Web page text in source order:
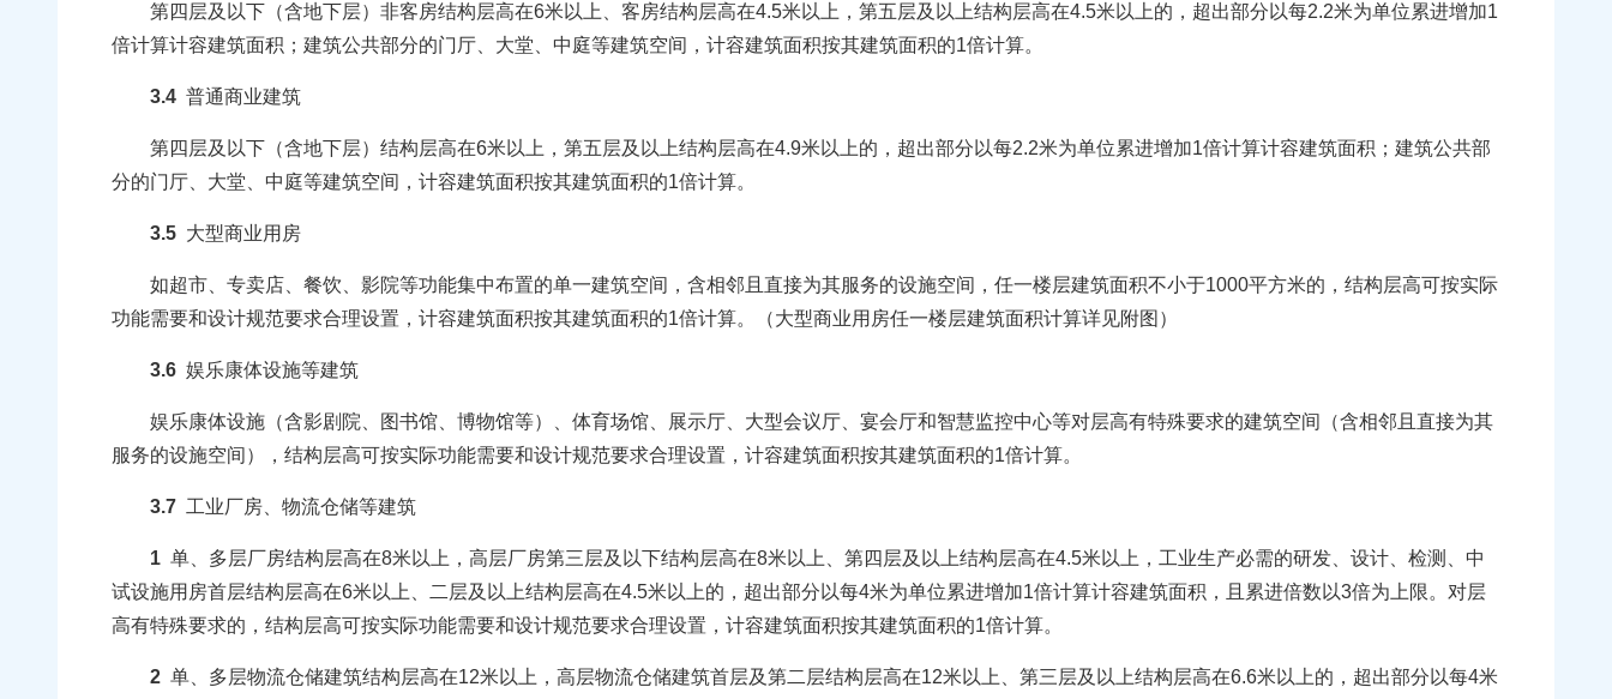
第四层及以下（含地下层）非客房结构层高在6米以上、客房结构层高在4.5米以上，第五层及以上结构层高在4.5米以上的，超出部分以每2.2米为单位累进增加1
倍计算计容建筑面积；建筑公共部分的门厅、大堂、中庭等建筑空间，计容建筑面积按其建筑面积的1倍计算。
3.4 普通商业建筑
第四层及以下（含地下层）结构层高在6米以上，第五层及以上结构层高在4.9米以上的，超出部分以每2.2米为单位累进增加1倍计算计容建筑面积；建筑公共部
分的门厅、大堂、中庭等建筑空间，计容建筑面积按其建筑面积的1倍计算。
3.5 大型商业用房
如超市、专卖店、餐饮、影院等功能集中布置的单一建筑空间，含相邻且直接为其服务的设施空间，任一楼层建筑面积不小于1000平方米的，结构层高可按实际
功能需要和设计规范要求合理设置，计容建筑面积按其建筑面积的1倍计算。（大型商业用房任一楼层建筑面积计算详见附图）
3.6 娱乐康体设施等建筑
娱乐康体设施（含影剧院、图书馆、博物馆等）、体育场馆、展示厅、大型会议厅、宴会厅和智慧监控中心等对层高有特殊要求的建筑空间（含相邻且直接为其
服务的设施空间），结构层高可按实际功能需要和设计规范要求合理设置，计容建筑面积按其建筑面积的1倍计算。
3.7 工业厂房、物流仓储等建筑
1 单、多层厂房结构层高在8米以上，高层厂房第三层及以下结构层高在8米以上、第四层及以上结构层高在4.5米以上，工业生产必需的研发、设计、检测、中
试设施用房首层结构层高在6米以上、二层及以上结构层高在4.5米以上的，超出部分以每4米为单位累进增加1倍计算计容建筑面积，且累进倍数以3倍为上限。对层
高有特殊要求的，结构层高可按实际功能需要和设计规范要求合理设置，计容建筑面积按其建筑面积的1倍计算。
2 单、多层物流仓储建筑结构层高在12米以上，高层物流仓储建筑首层及第二层结构层高在12米以上、第三层及以上结构层高在6.6米以上的，超出部分以每4米